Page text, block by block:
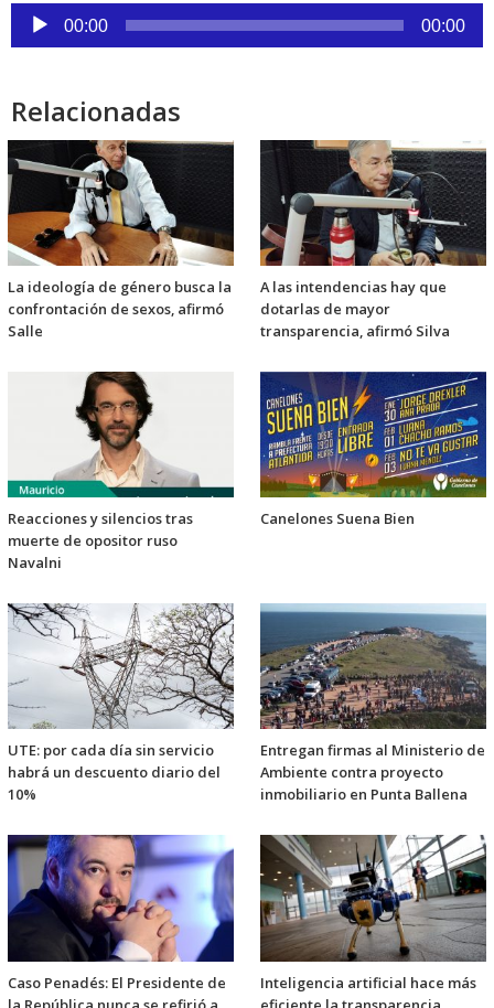
Reproductor
de
00:00 00:00
Relacionadas
La ideología de género busca la
confrontación de sexos, afirmó
Salle
A las intendencias hay que
dotarlas de mayor
transparencia, afirmó Silva
Reacciones y silencios tras
muerte de opositor ruso
Navalni
Canelones Suena Bien
UTE: por cada día sin servicio
habrá un descuento diario del
10%
Entregan firmas al Ministerio de
Ambiente contra proyecto
inmobiliario en Punta Ballena
Caso Penadés: El Presidente de
Inteligencia artificial hace más